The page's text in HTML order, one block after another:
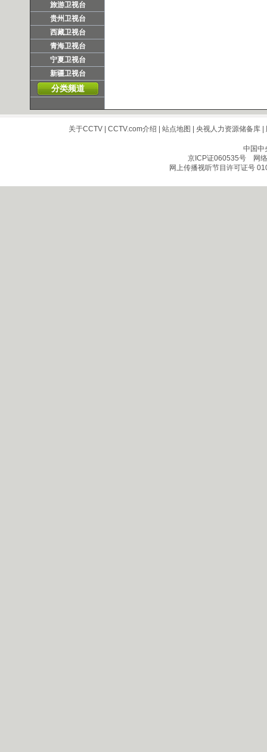
旅游卫视台
贵州卫视台
西藏卫视台
青海卫视台
宁夏卫视台
新疆卫视台
分类频道
关于CCTV| CCTV.com介绍 站点地图 央视人力资源储备库|
中国中
京ICP证060535号网络
网上传播视听节目许可证号